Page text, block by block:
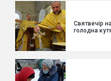
Святвечір
голодна